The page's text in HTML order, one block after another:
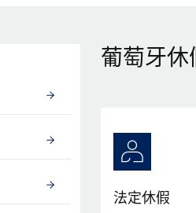
葡萄牙休
法定休假